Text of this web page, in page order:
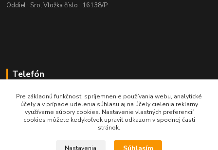
Oddiel : Sro, Vložka číslo : 16138/P
Telefón
+421 905 622 625
obchod@nozeplus.sk
Pre základnú funkčnosť, spríjemnenie používania webu, analytické
účely a v prípade udelenia súhlasu aj na účely cielenia reklamy
využívame súbory cookies. Nastavenie vlastných preferencií
cookies môžete kedykoľvek upraviť odkazom v spodnej časti
stránok.
Nastavenia